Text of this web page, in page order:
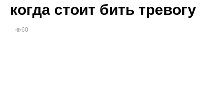
когда стоит бить тревогу
60